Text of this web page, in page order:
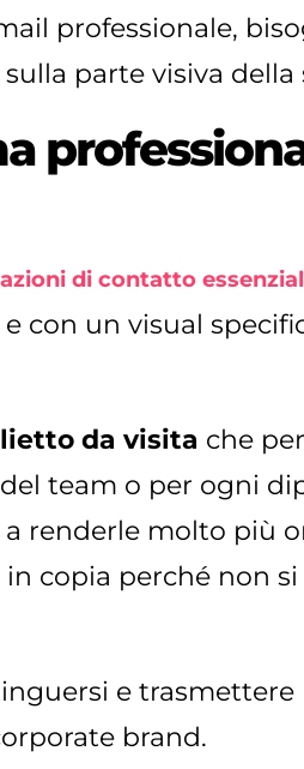
professionale,
parte visiva della
di contatto
con un visual
da visita che
team o per ogni
a renderle molto più
copia perché non si
e trasmettere
brand.